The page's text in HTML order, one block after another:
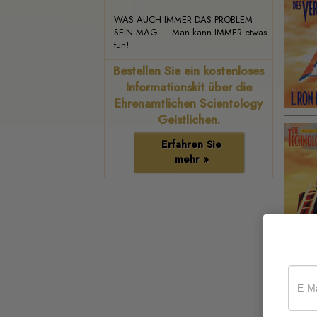
WAS AUCH IMMER DAS PROBLEM
SEIN MAG … Man kann IMMER etwas
tun!
Bestellen Sie ein kostenloses
Informationskit über die
Ehrenamtlichen Scientology
Geistlichen.
Erfahren Sie
mehr »